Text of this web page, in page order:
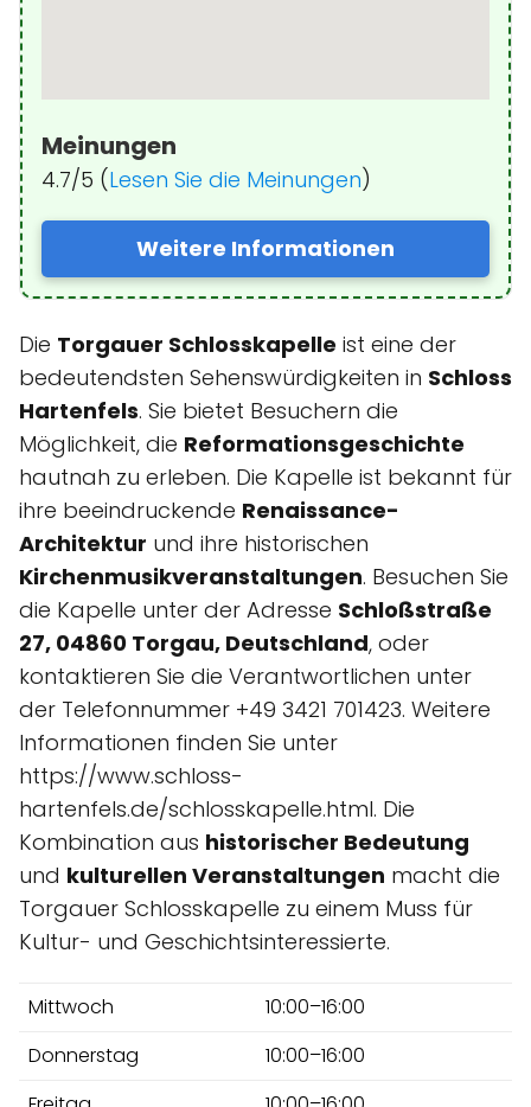
Meinungen
4.7/5 (Lesen Sie die Meinungen)
Weitere Informationen
Die Torgauer Schlosskapelle ist eine der
bedeutendsten Sehenswürdigkeiten in Schloss
Hartenfels. Sie bietet Besuchern die
Möglichkeit, die Reformationsgeschichte
hautnah zu erleben. Die Kapelle ist bekannt für
ihre beeindruckende Renaissance-
Architektur und ihre historischen
Kirchenmusikveranstaltungen. Besuchen Sie
die Kapelle unter der Adresse Schloßstraße
27, 04860 Torgau, Deutschland, oder
kontaktieren Sie die Verantwortlichen unter
der Telefonnummer +49 3421 701423. Weitere
Informationen finden Sie unter
https://www.schloss-
hartenfels.de/schlosskapelle.html. Die
Kombination aus historischer Bedeutung
und kulturellen Veranstaltungen macht die
Torgauer Schlosskapelle zu einem Muss für
Kultur- und Geschichtsinteressierte.
Mittwoch
10:00–16:00
Donnerstag
10:00–16:00